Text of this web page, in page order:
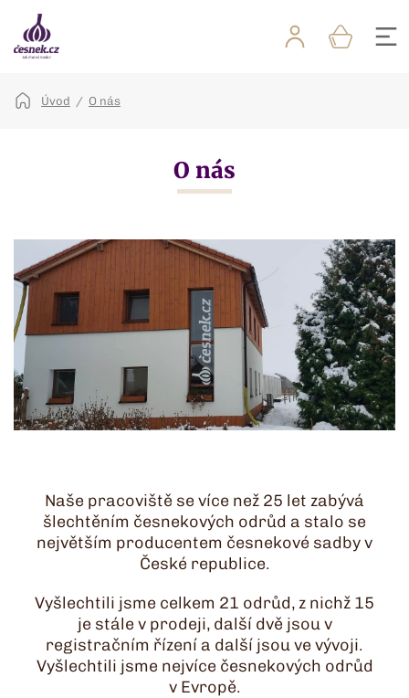
Úvod O nás
O nás
Naše pracoviště se více než 25 let zabývá
šlechtěním česnekových odrůd a stalo se
největším producentem česnekové sadby v
České republice.
Vyšlechtili jsme celkem 21 odrůd, z nichž 15
je stále v prodeji, další dvě jsou v
registračním řízení a další jsou ve vývoji.
Vyšlechtili jsme nejvíce česnekových odrůd
v Evropě.